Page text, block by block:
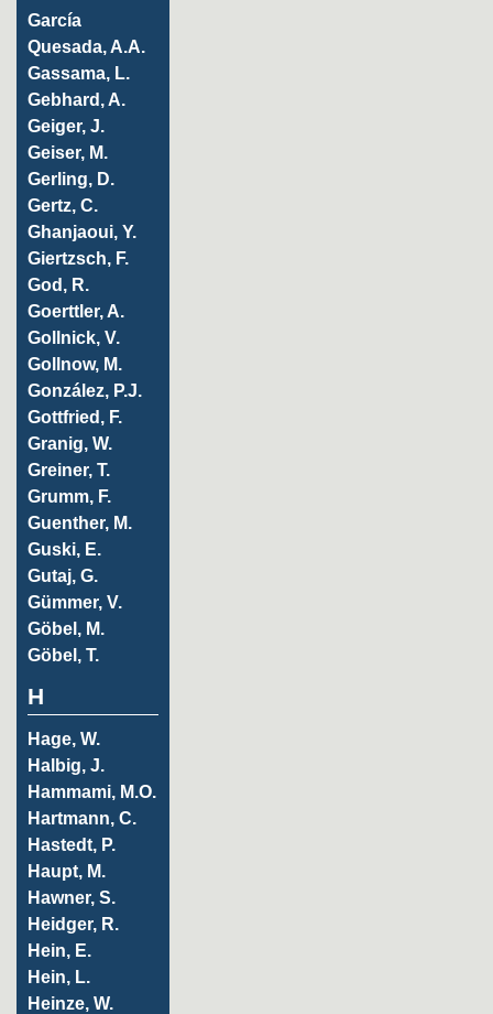
García
Quesada, A.A.
Gassama, L.
Gebhard, A.
Geiger, J.
Geiser, M.
Gerling, D.
Gertz, C.
Ghanjaoui, Y.
Giertzsch, F.
God, R.
Goerttler, A.
Gollnick, V.
Gollnow, M.
González, P.J.
Gottfried, F.
Granig, W.
Greiner, T.
Grumm, F.
Guenther, M.
Guski, E.
Gutaj, G.
Gümmer, V.
Göbel, M.
Göbel, T.
H
Hage, W.
Halbig, J.
Hammami, M.O.
Hartmann, C.
Hastedt, P.
Haupt, M.
Hawner, S.
Heidger, R.
Hein, E.
Hein, L.
Heinze, W.